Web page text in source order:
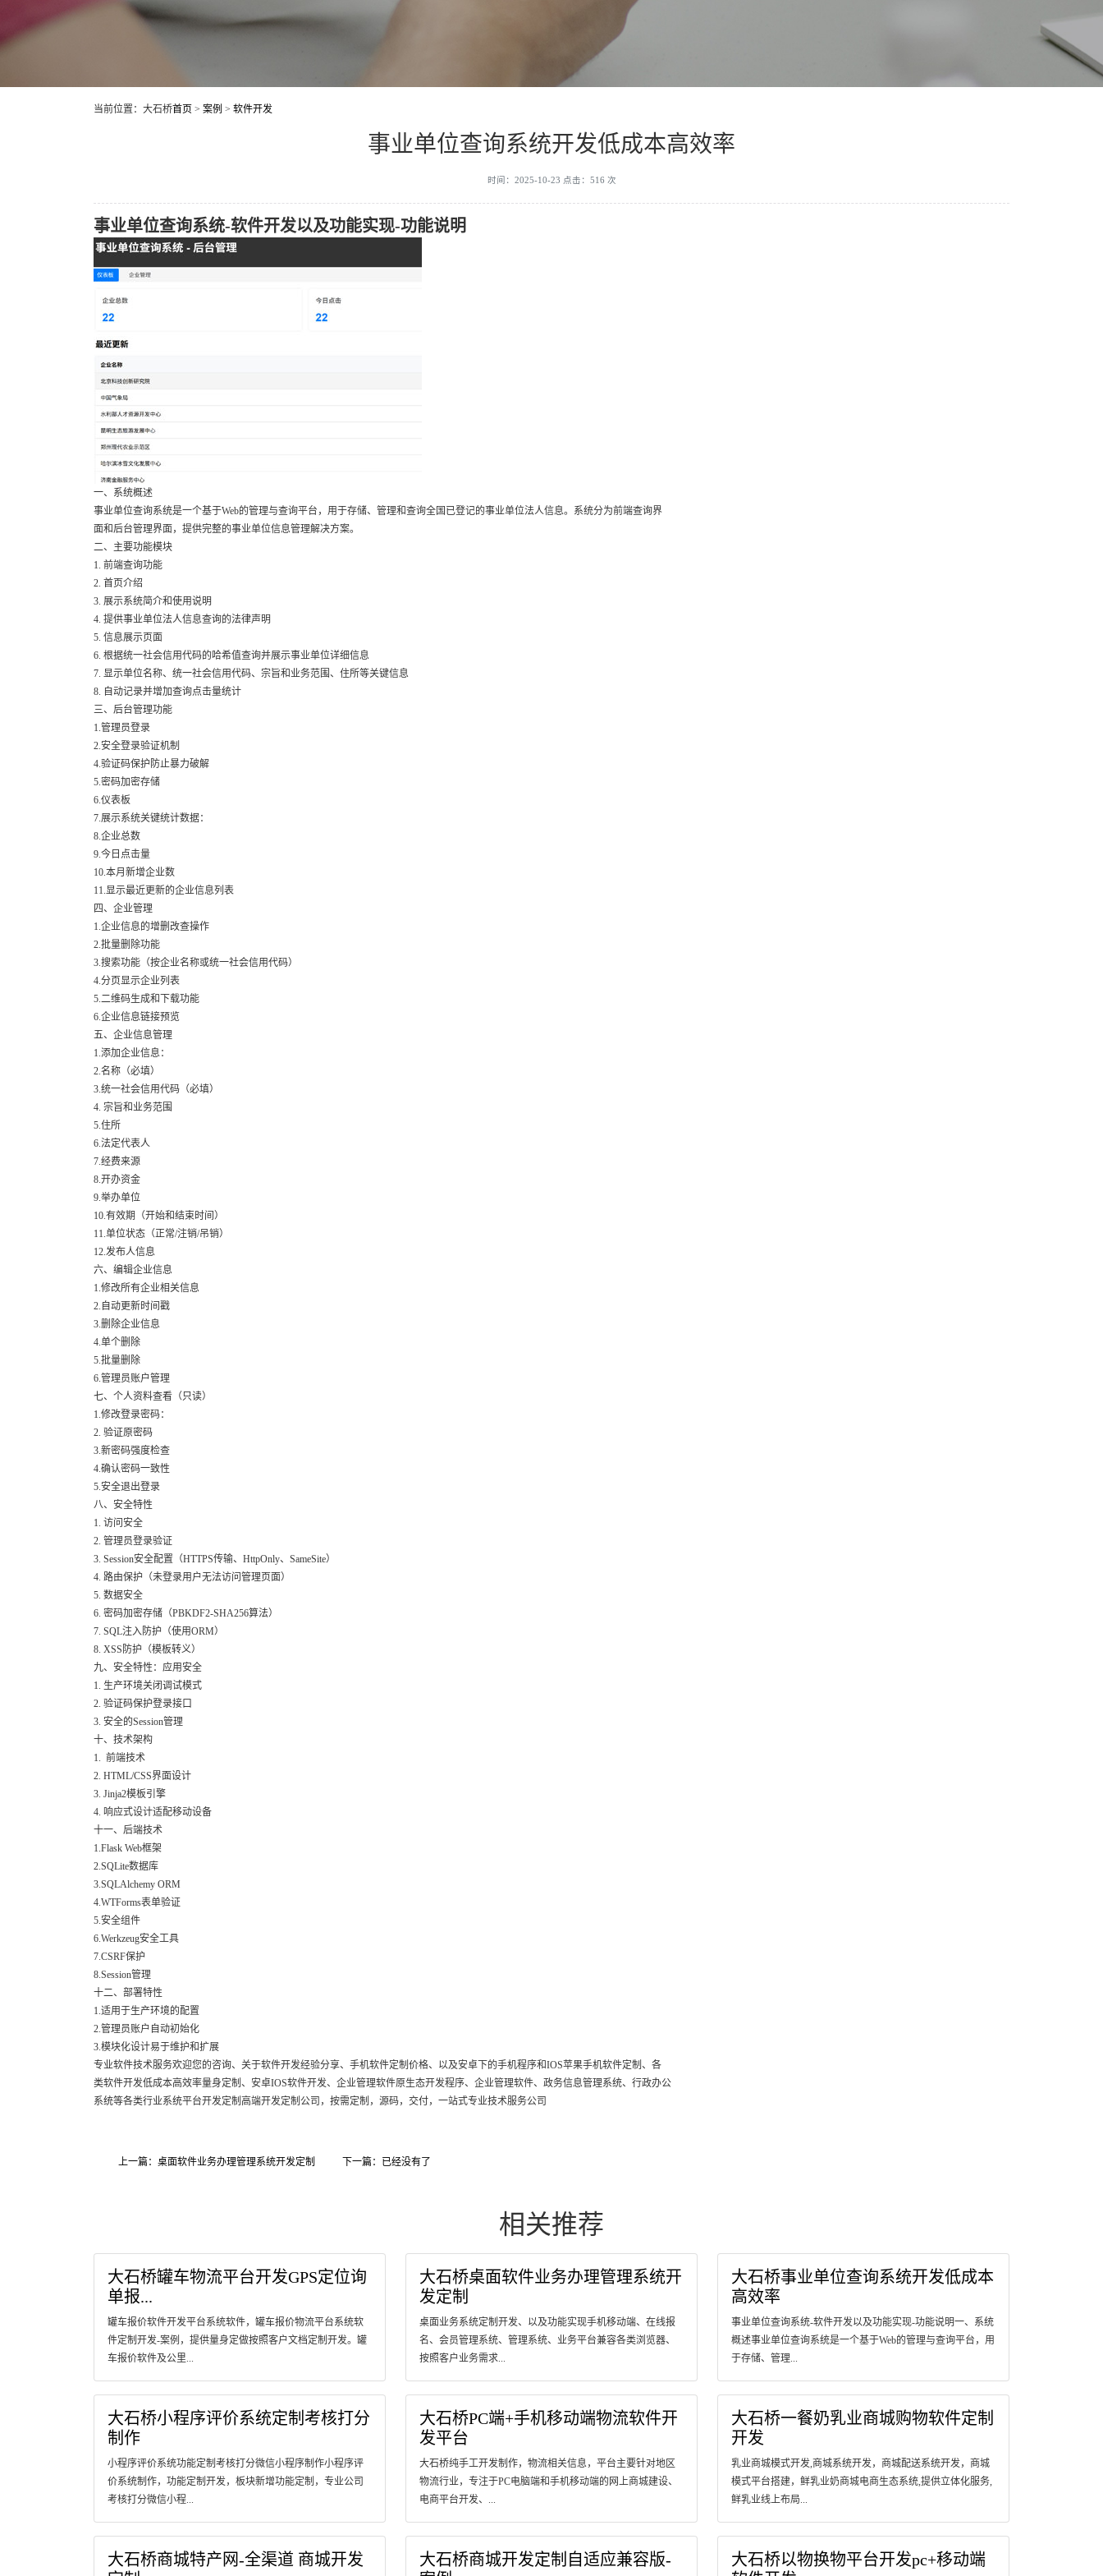
当前位置：大石桥首页 > 案例 > 软件开发
事业单位查询系统开发低成本高效率
时间：2025-10-23 点击：516 次
事业单位查询系统-软件开发以及功能实现-功能说明
一、系统概述
事业单位查询系统是一个基于Web的管理与查询平台，用于存储、管理和查询全国已登记的事业单位法人信息。系统分为前端查询界
面和后台管理界面，提供完整的事业单位信息管理解决方案。
二、主要功能模块
1. 前端查询功能
2. 首页介绍
3. 展示系统简介和使用说明
4. 提供事业单位法人信息查询的法律声明
5. 信息展示页面
6. 根据统一社会信用代码的哈希值查询并展示事业单位详细信息
7. 显示单位名称、统一社会信用代码、宗旨和业务范围、住所等关键信息
8. 自动记录并增加查询点击量统计
三、后台管理功能
1.管理员登录
2.安全登录验证机制
4.验证码保护防止暴力破解
5.密码加密存储
6.仪表板
7.展示系统关键统计数据：
8.企业总数
9.今日点击量
10.本月新增企业数
11.显示最近更新的企业信息列表
四、企业管理
1.企业信息的增删改查操作
2.批量删除功能
3.搜索功能（按企业名称或统一社会信用代码）
4.分页显示企业列表
5.二维码生成和下载功能
6.企业信息链接预览
五、企业信息管理
1.添加企业信息：
2.名称（必填）
3.统一社会信用代码（必填）
4. 宗旨和业务范围
5.住所
6.法定代表人
7.经费来源
8.开办资金
9.举办单位
10.有效期（开始和结束时间）
11.单位状态（正常/注销/吊销）
12.发布人信息
六、编辑企业信息
1.修改所有企业相关信息
2.自动更新时间戳
3.删除企业信息
4.单个删除
5.批量删除
6.管理员账户管理
七、个人资料查看（只读）
1.修改登录密码：
2. 验证原密码
3.新密码强度检查
4.确认密码一致性
5.安全退出登录
八、安全特性
1. 访问安全
2. 管理员登录验证
3. Session安全配置（HTTPS传输、HttpOnly、SameSite）
4. 路由保护（未登录用户无法访问管理页面）
5. 数据安全
6. 密码加密存储（PBKDF2-SHA256算法）
7. SQL注入防护（使用ORM）
8. XSS防护（模板转义）
九、安全特性：应用安全
1. 生产环境关闭调试模式
2. 验证码保护登录接口
3. 安全的Session管理
十、技术架构
1. 前端技术
2. HTML/CSS界面设计
3. Jinja2模板引擎
4. 响应式设计适配移动设备
十一、后端技术
1.Flask Web框架
2.SQLite数据库
3.SQLAlchemy ORM
4.WTForms表单验证
5.安全组件
6.Werkzeug安全工具
7.CSRF保护
8.Session管理
十二、部署特性
1.适用于生产环境的配置
2.管理员账户自动初始化
3.模块化设计易于维护和扩展
专业软件技术服务欢迎您的咨询、关于软件开发经验分享、手机软件定制价格、以及安卓下的手机程序和IOS苹果手机软件定制、各
类软件开发低成本高效率量身定制、安卓IOS软件开发、企业管理软件原生态开发程序、企业管理软件、政务信息管理系统、行政办公
系统等各类行业系统平台开发定制高端开发定制公司，按需定制，源码，交付，一站式专业技术服务公司
上一篇：桌面软件业务办理管理系统开发定制 下一篇：已经没有了
相关推荐
大石桥罐车物流平台开发GPS定位询
单报...
罐车报价软件开发平台系统软件，罐车报价物流平台系统软
件定制开发-案例，提供量身定做按照客户文档定制开发。罐
车报价软件及公里...
大石桥桌面软件业务办理管理系统开
发定制
桌面业务系统定制开发、以及功能实现手机移动端、在线报
名、会员管理系统、管理系统、业务平台兼容各类浏览器、
按照客户业务需求...
大石桥事业单位查询系统开发低成本
高效率
事业单位查询系统-软件开发以及功能实现-功能说明一、系统
概述事业单位查询系统是一个基于Web的管理与查询平台，用
于存储、管理...
大石桥小程序评价系统定制考核打分
制作
小程序评价系统功能定制考核打分微信小程序制作小程序评
价系统制作，功能定制开发，板块新增功能定制，专业公司
考核打分微信小程...
大石桥PC端+手机移动端物流软件开
发平台
大石桥纯手工开发制作，物流相关信息，平台主要针对地区
物流行业，专注于PC电脑端和手机移动端的网上商城建设、
电商平台开发、...
大石桥一餐奶乳业商城购物软件定制
开发
乳业商城模式开发,商城系统开发，商城配送系统开发，商城
模式平台搭建，鲜乳业奶商城电商生态系统,提供立体化服务,
鲜乳业线上布局...
大石桥商城特产网-全渠道 商城开发
大石桥商城开发定制自适应兼容版-
大石桥以物换物平台开发pc+移动端